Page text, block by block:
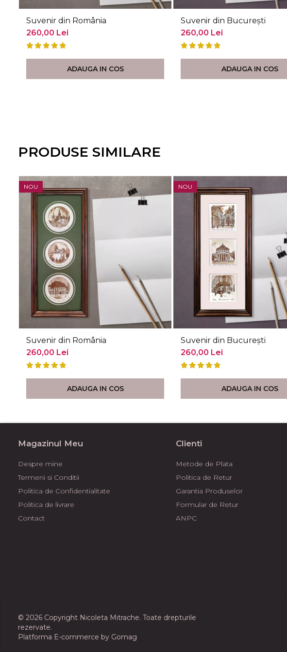
Suvenir din România
260,00 Lei
ADAUGA IN COS
Suvenir din București
260,00 Lei
ADAUGA IN COS
PRODUSE SIMILARE
NOU
Suvenir din România
260,00 Lei
ADAUGA IN COS
NOU
Suvenir din București
260,00 Lei
ADAUGA IN COS
Magazinul Meu
Despre mine
Termeni si Conditii
Politica de Confidentialitate
Politica de livrare
Contact
Clienti
Metode de Plata
Politica de Retur
Garantia Produselor
Formular de Retur
ANPC
© 2026 Copyright Nicoleta Mitrache. Toate drepturile
rezervate.
Platforma E-commerce by Gomag